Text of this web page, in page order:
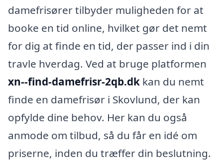
damefrisører tilbyder muligheden for at
booke en tid online, hvilket gør det nemt
for dig at finde en tid, der passer ind i din
travle hverdag. Ved at bruge platformen
xn--find-damefrisr-2qb.dk kan du nemt
finde en damefrisør i Skovlund, der kan
opfylde dine behov. Her kan du også
anmode om tilbud, så du får en idé om
priserne, inden du træffer din beslutning.